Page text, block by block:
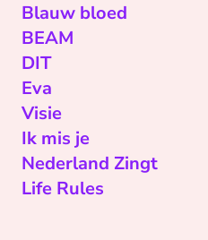
Blauw bloed
BEAM
DIT
Eva
Visie
Ik mis je
Nederland Zingt
Life Rules